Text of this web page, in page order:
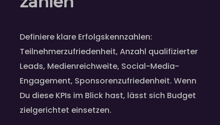
Definiere klare Erfolgskennzahlen:
Teilnehmerzufriedenheit, Anzahl qualifizierter
Leads, Medienreichweite, Social-Media-
Engagement, Sponsorenzufriedenheit. Wenn
Du diese KPIs im Blick hast, lässt sich Budget
zielgerichtet einsetzen.